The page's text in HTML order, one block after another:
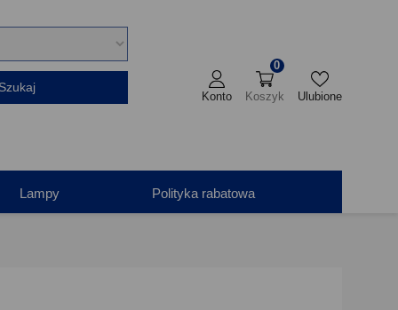
Szukaj
Konto Koszyk
0
Ulubione
Lampy Polityka rabatowa